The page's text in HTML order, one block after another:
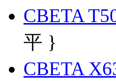
CBETA
平 }
CBETA